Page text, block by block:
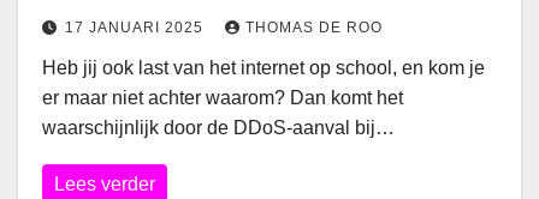
17 JANUARI 2025 THOMAS DE ROO
Heb jij ook last van het internet op school, en kom je
er maar niet achter waarom? Dan komt het
waarschijnlijk door de DDoS-aanval bij…
Lees verder